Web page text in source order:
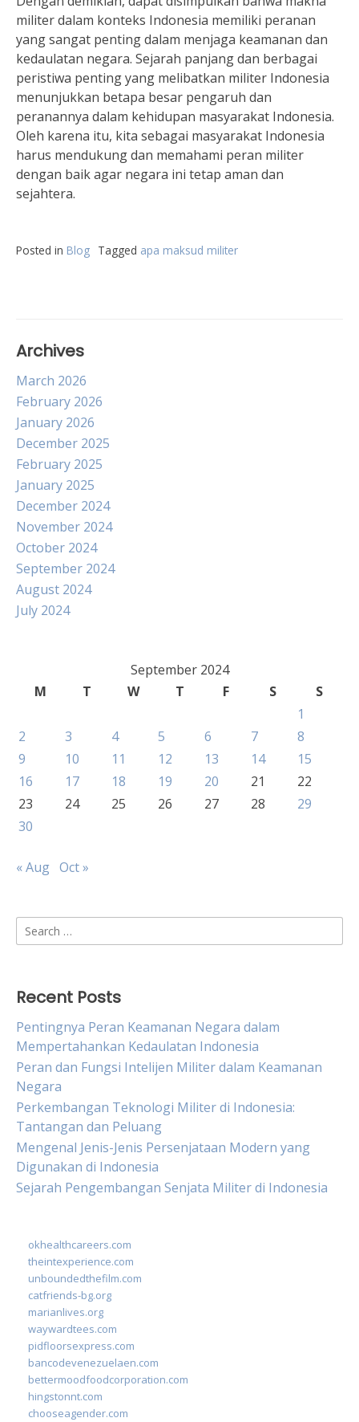
militer dalam konteks Indonesia memiliki peranan
yang sangat penting dalam menjaga keamanan dan
kedaulatan negara. Sejarah panjang dan berbagai
peristiwa penting yang melibatkan militer Indonesia
menunjukkan betapa besar pengaruh dan
peranannya dalam kehidupan masyarakat Indonesia.
Oleh karena itu, kita sebagai masyarakat Indonesia
harus mendukung dan memahami peran militer
dengan baik agar negara ini tetap aman dan
sejahtera.
Posted in Blog Tagged apa maksud militer
Archives
March 2026
February 2026
January 2026
December 2025
February 2025
January 2025
December 2024
November 2024
October 2024
September 2024
August 2024
July 2024
September 2024
M
T W T F S
S
1
2
3 4 5 6 7
8
9
10 11 12 13 14
15
16
17 18 19 20 21
22
23
24 25 26 27 28
29
30
« Aug Oct »
Search
for:
Recent Posts
Pentingnya Peran Keamanan Negara dalam
Mempertahankan Kedaulatan Indonesia
Peran dan Fungsi Intelijen Militer dalam Keamanan
Negara
Perkembangan Teknologi Militer di Indonesia:
Tantangan dan Peluang
Mengenal Jenis-Jenis Persenjataan Modern yang
Digunakan di Indonesia
Sejarah Pengembangan Senjata Militer di Indonesia
okhealthcareers.com
theintexperience.com
unboundedthefilm.com
catfriends-bg.org
marianlives.org
waywardtees.com
pidfloorsexpress.com
bancodevenezuelaen.com
bettermoodfoodcorporation.com
hingstonnt.com
chooseagender.com